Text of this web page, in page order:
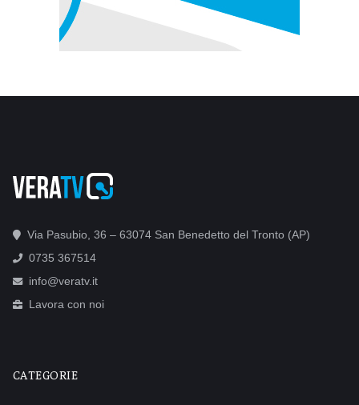
Via Pasubio, 36 – 63074 San Benedetto del Tronto (AP)
0735 367514
info@veratv.it
Lavora con noi
CATEGORIE